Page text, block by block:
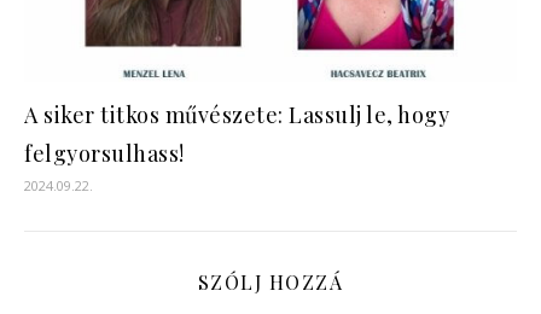
A siker titkos művészete: Lassulj le, hogy
felgyorsulhass!
2024.09.22.
SZÓLJ HOZZÁ